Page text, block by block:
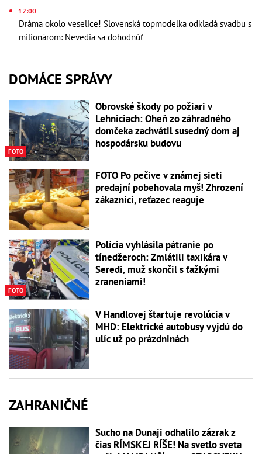
12:00
Dráma okolo veselice! Slovenská topmodelka odkladá svadbu s
milionárom: Nevedia sa dohodnúť
DOMÁCE SPRÁVY
FOTO
Obrovské škody po požiari v
Lehniciach: Oheň zo záhradného
domčeka zachvátil susedný dom aj
hospodársku budovu
FOTO Po pečive v známej sieti
predajní pobehovala myš! Zhrození
zákazníci, reťazec reaguje
FOTO
Polícia vyhlásila pátranie po
tínedžeroch: Zmlátili taxikára v
Seredi, muž skončil s ťažkými
zraneniami!
V Handlovej štartuje revolúcia v
MHD: Elektrické autobusy vyjdú do
ulíc už po prázdninách
ZAHRANIČNÉ
Sucho na Dunaji odhalilo zázrak z
čias RÍMSKEJ RÍŠE! Na svetlo sveta